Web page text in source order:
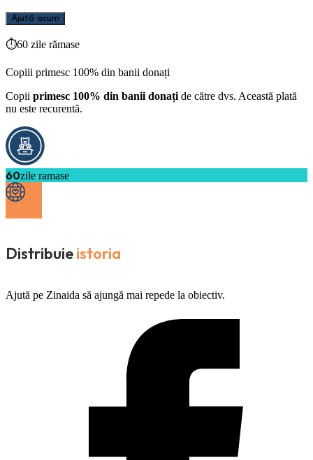
Ajută acum
⏱60 zile rămase
Copiii primesc 100% din banii donați
Copii primesc 100% din banii donați de către dvs. Această plată
nu este recurentă.
60zile ramase
Distribuieistoria
Ajută pe Zinaida să ajungă mai repede la obiectiv.